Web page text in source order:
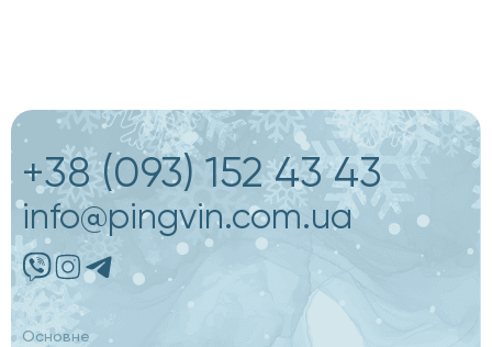
Основне
+38 (093) 152 43 43
info@pingvin.com.ua